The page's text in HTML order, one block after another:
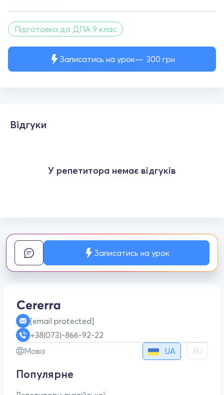
Записатись на урок 300 грн
Підготовка до ДПА 9 клас
Відгуки
У репетитора немає відгуків
Записатись на урок
[email protected]
+38(073)-866-92-22
Мова
UA RU
Популярне